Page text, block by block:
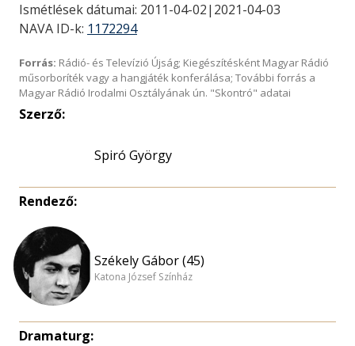
Ismétlések dátumai: 2011-04-02|2021-04-03
NAVA ID-k: 1172294
Forrás: Rádió- és Televízió Újság; Kiegészítésként Magyar Rádió
műsorboríték vagy a hangjáték konferálása; További forrás a
Magyar Rádió Irodalmi Osztályának ún. "Skontró" adatai
Szerző:
Spiró György
Rendező:
Székely Gábor (45)
Katona József Színház
Dramaturg: